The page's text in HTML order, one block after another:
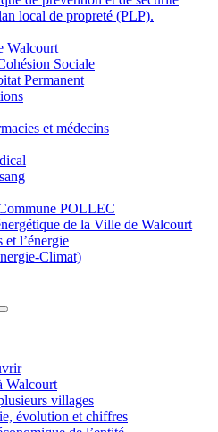
local de propreté (PLP).
Walcourt
Sociale
Permanent
et médecins
POLLEC
de la Ville de Walcourt
et l’énergie
Climat)
Walcourt
villages
évolution et chiffres